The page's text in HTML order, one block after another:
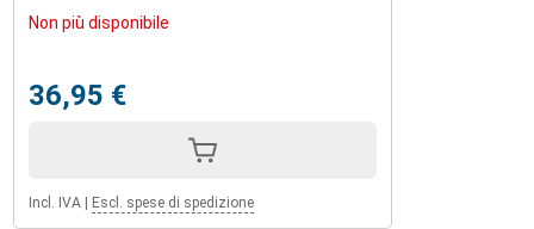
Non più disponibile
36,95 €
Incl. IVA Escl. spese di spedizione